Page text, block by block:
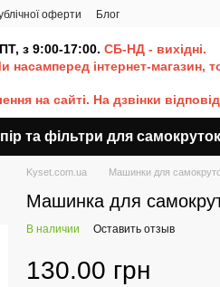
оферти Блог
з 9:00-17:00. СБ-НД - вихідні.
насамперед інтернет-магазин,
на сайті. На дзвінки
та фільтри для самокруток
Kyset.com.ua Машинки для
Машинка для
В наличии Оставить отзыв
130.00 грн